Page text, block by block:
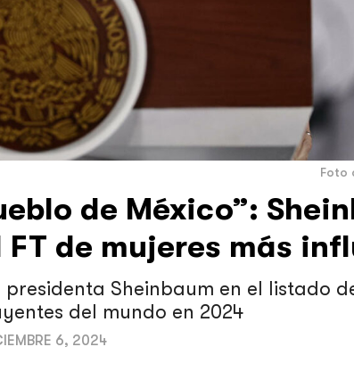
Foto
de México”:
de mujeres más
Sheinbaum en el listado
del mundo en 2024
6, 2024